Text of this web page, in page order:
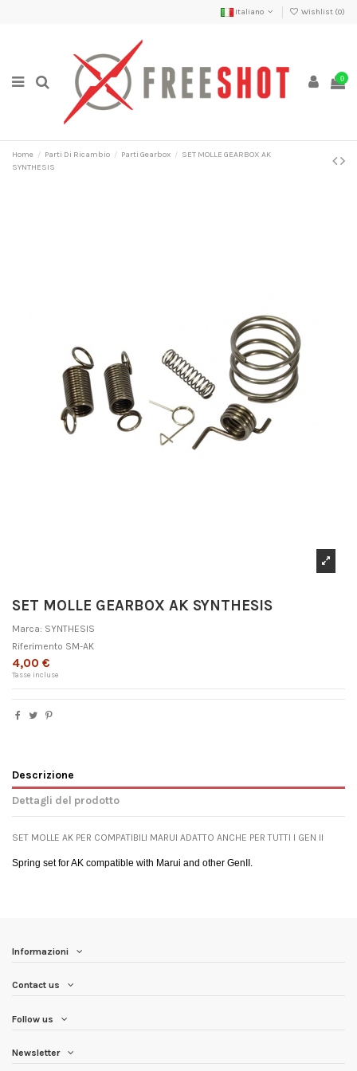
Italiano Wishlist (0)
0
Home Parti Di Ricambio Parti Gearbox
SET MOLLE GEARBOX AK
SYNTHESIS
SET MOLLE GEARBOX AK SYNTHESIS
Marca: SYNTHESIS
Riferimento SM-AK
4,00 €
Tasse incluse
Descrizione
Dettagli del prodotto
SET MOLLE AK PER COMPATIBILI MARUI ADATTO ANCHE PER TUTTI I GEN II
Spring set for AK compatible with Marui and other GenII.
Informazioni
Contact us
Follow us
Newsletter